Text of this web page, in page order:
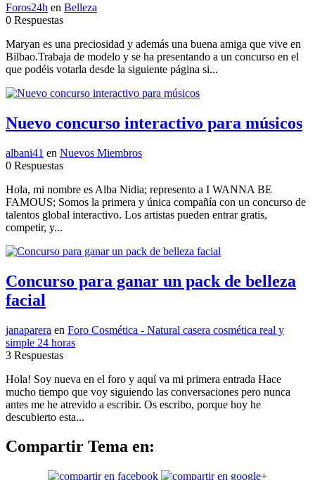
Foros24h en Belleza
0 Respuestas
Maryan es una preciosidad y además una buena amiga que vive en
Bilbao.Trabaja de modelo y se ha presentando a un concurso en el
que podéis votarla desde la siguiente página si...
Nuevo concurso interactivo para músicos
albani41 en Nuevos Miembros
0 Respuestas
Hola, mi nombre es Alba Nidia; represento a I WANNA BE
FAMOUS; Somos la primera y única compañía con un concurso de
talentos global interactivo. Los artistas pueden entrar gratis,
competir, y...
Concurso para ganar un pack de belleza
facial
janaparera en Foro Cosmética - Natural casera cosmética real y
simple 24 horas
3 Respuestas
Hola! Soy nueva en el foro y aquí va mi primera entrada Hace
mucho tiempo que voy siguiendo las conversaciones pero nunca
antes me he atrevido a escribir. Os escribo, porque hoy he
descubierto esta...
Compartir Tema en: